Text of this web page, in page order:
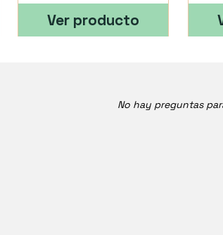
Ver producto
No hay preguntas